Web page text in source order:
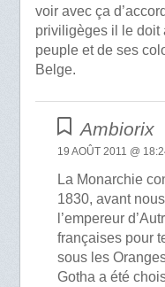
voir avec ça
priviligèges il le doit
peuple et de ses
Belge.
Ambiorix
19 AOÛT 2011 @
La Monarchie
1830, avant
l’empereur
françaises pour
sous les
Gotha a été